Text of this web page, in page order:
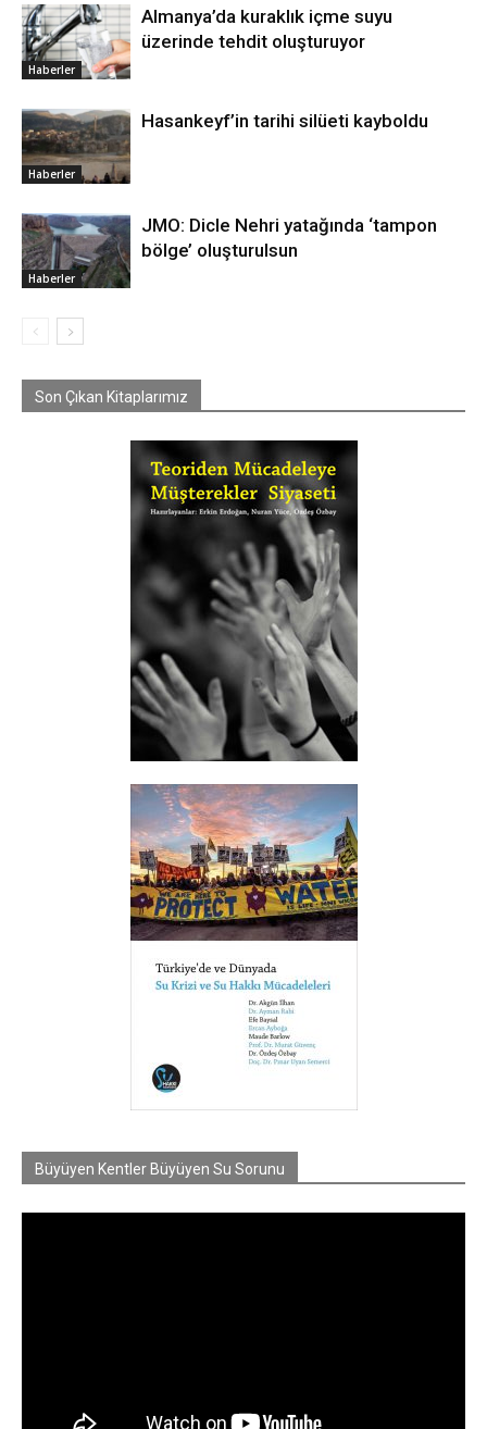
Haberler
Almanya’da kuraklık içme suyu
üzerinde tehdit oluşturuyor
Haberler
Hasankeyf’in tarihi silüeti kayboldu
Haberler
JMO: Dicle Nehri yatağında ‘tampon
bölge’ oluşturulsun
Son Çıkan Kitaplarımız
Büyüyen Kentler Büyüyen Su Sorunu